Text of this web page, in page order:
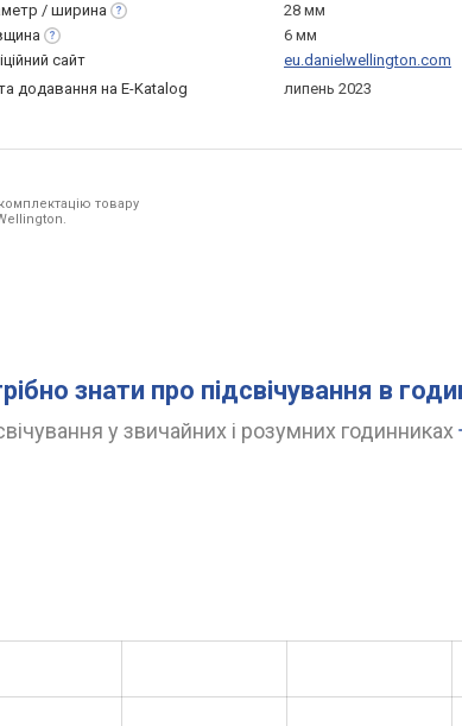
/ ширина
28 мм
6 мм
сайт
eu.danielwellington.com
додавання на E-Katalog
липень 2023
товару
знати про підсвічування в
у звичайних і розумних годинниках